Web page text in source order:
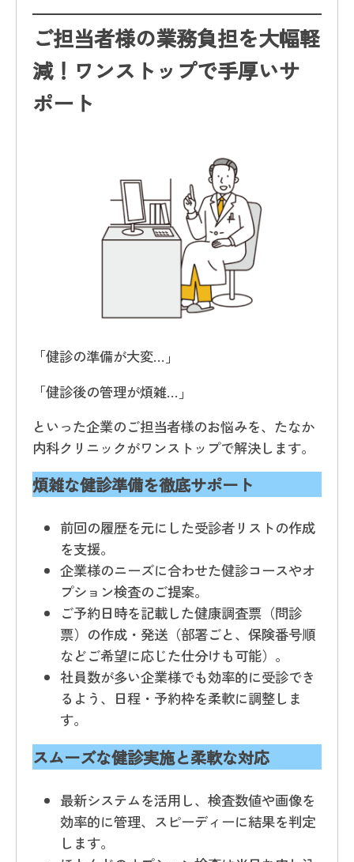
ご担当者様の業務負担を大幅軽
減！ワンストップで手厚いサ
ポート
「健診の準備が大変…」
「健診後の管理が煩雑…」
といった企業のご担当者様のお悩みを、たなか
内科クリニックがワンストップで解決します。
煩雑な健診準備を徹底サポート
前回の履歴を元にした受診者リストの作成
を支援。
企業様のニーズに合わせた健診コースやオ
プション検査のご提案。
ご予約日時を記載した健康調査票（問診
票）の作成・発送（部署ごと、保険番号順
などご希望に応じた仕分けも可能）。
社員数が多い企業様でも効率的に受診でき
るよう、日程・予約枠を柔軟に調整しま
す。
スムーズな健診実施と柔軟な対応
最新システムを活用し、検査数値や画像を
効率的に管理、スピーディーに結果を判定
します。